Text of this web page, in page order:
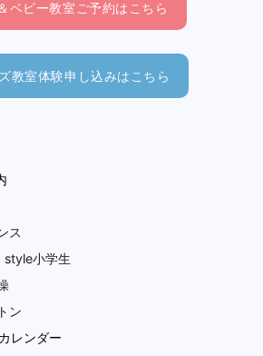
ベビー教室ご予約はこちら
教室体験申し込みはこちら
ス
style小学生
ン
レンダー